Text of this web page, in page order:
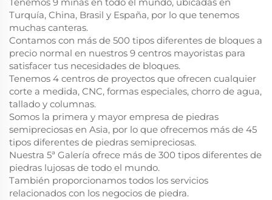
Tenemos 9 minas en todo el mundo, ubicadas en
Turquía, China, Brasil y España, por lo que tenemos
muchas canteras.
Contamos con más de 500 tipos diferentes de bloques a
precio normal en nuestros 9 centros mayoristas para
satisfacer tus necesidades de bloques.
Tenemos 4 centros de proyectos que ofrecen cualquier
corte a medida, CNC, formas especiales, chorro de agua,
tallado y columnas.
Somos la primera y mayor empresa de piedras
semipreciosas en Asia, por lo que ofrecemos más de 45
tipos diferentes de piedras semipreciosas.
Nuestra 5ª Galería ofrece más de 300 tipos diferentes de
piedras lujosas de todo el mundo.
También proporcionamos todos los servicios
relacionados con los negocios de piedra.